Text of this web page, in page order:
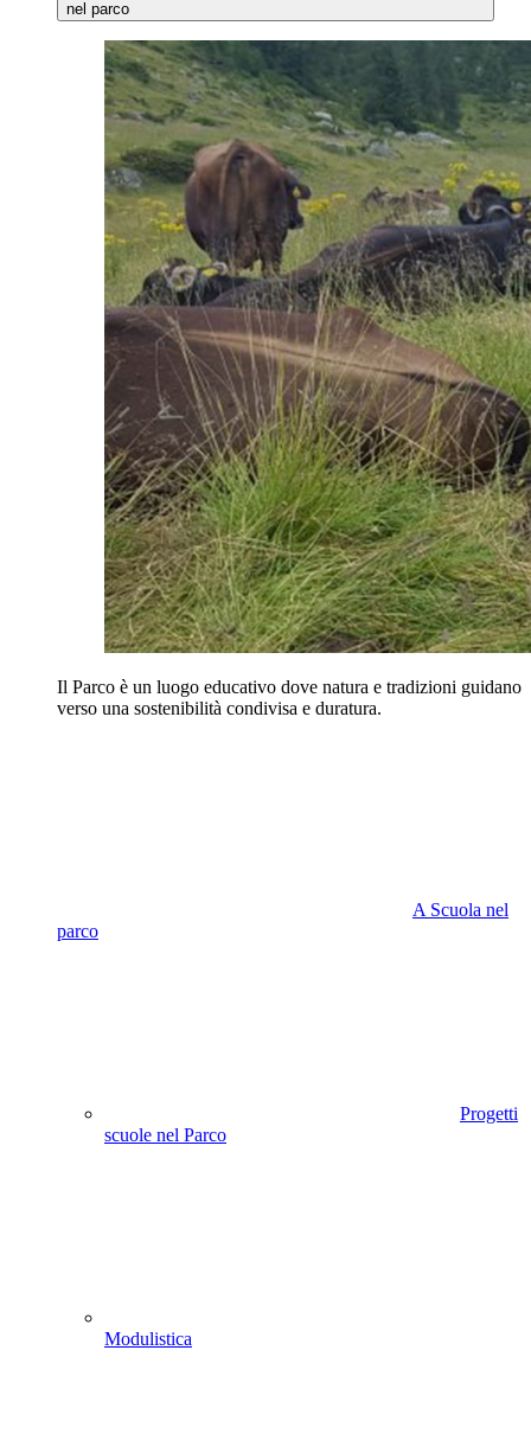
nel parco
Il Parco è un luogo educativo dove natura e tradizioni guidano
verso una sostenibilità condivisa e duratura.
A Scuola nel
parco
Progetti
scuole nel Parco
Modulistica